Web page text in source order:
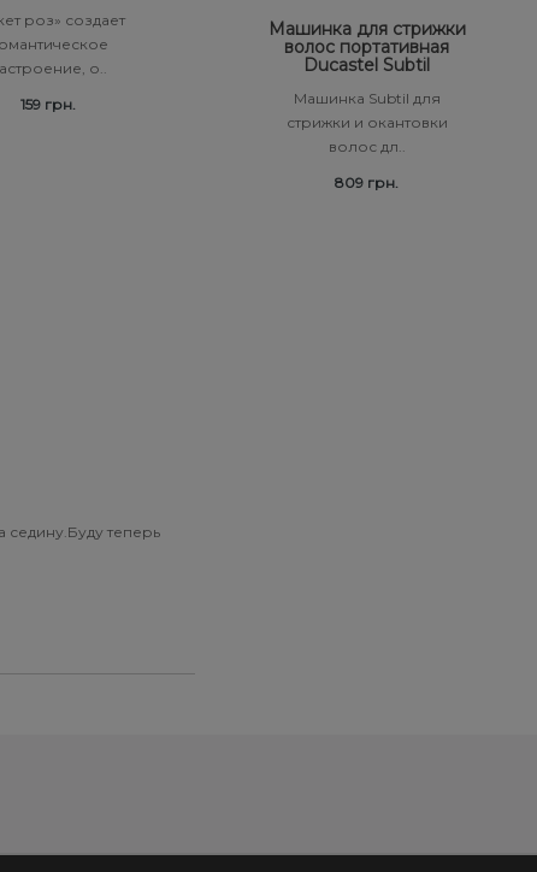
роз» создает
о..
159 грн.
Машинка для стрижки
волос портативная
Ducastel Subtil
Машинка Subtil для
стрижки и окантовки
волос дл..
809 грн.
седину.Буду теперь